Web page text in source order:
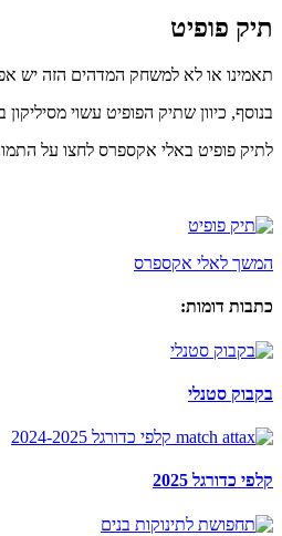
תיק פופיט
תאמינו או לא למשחק המדהים הזה יש
בנוסף, כיוון שתיק הפופיט עשוי
לתיק פופיט באלי אקספרס לחצו על
המשך לאלי אקספרס
כתבות דומות:
בקבוק סטנלי
קלפי כדורגל 2025